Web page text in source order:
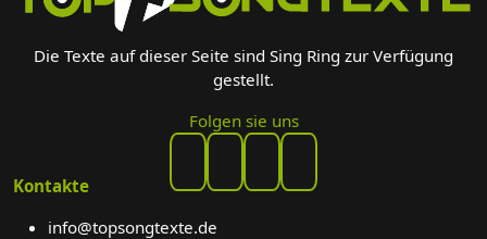
Die Texte auf dieser Seite sind Sing Ring zur Verfügung
gestellt.
Folgen sie uns
Kontakte
info@topsongtexte.de